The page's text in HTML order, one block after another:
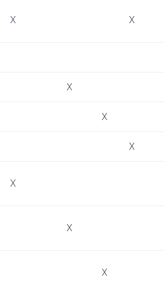
X X
X
X
X
X
X
X